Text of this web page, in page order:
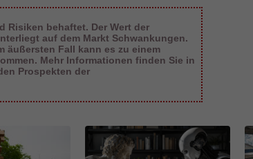
Risiken behaftet. Der Wert der
auf dem Markt Schwankungen.
äußersten Fall kann es zu einem
Mehr Informationen finden Sie in
Prospekten der